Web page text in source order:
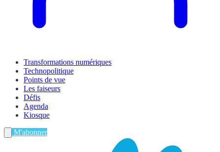
Transformations numériques
Technopolitique
Points de vue
Les faiseurs
Défis
Agenda
Kiosque
M'abonner